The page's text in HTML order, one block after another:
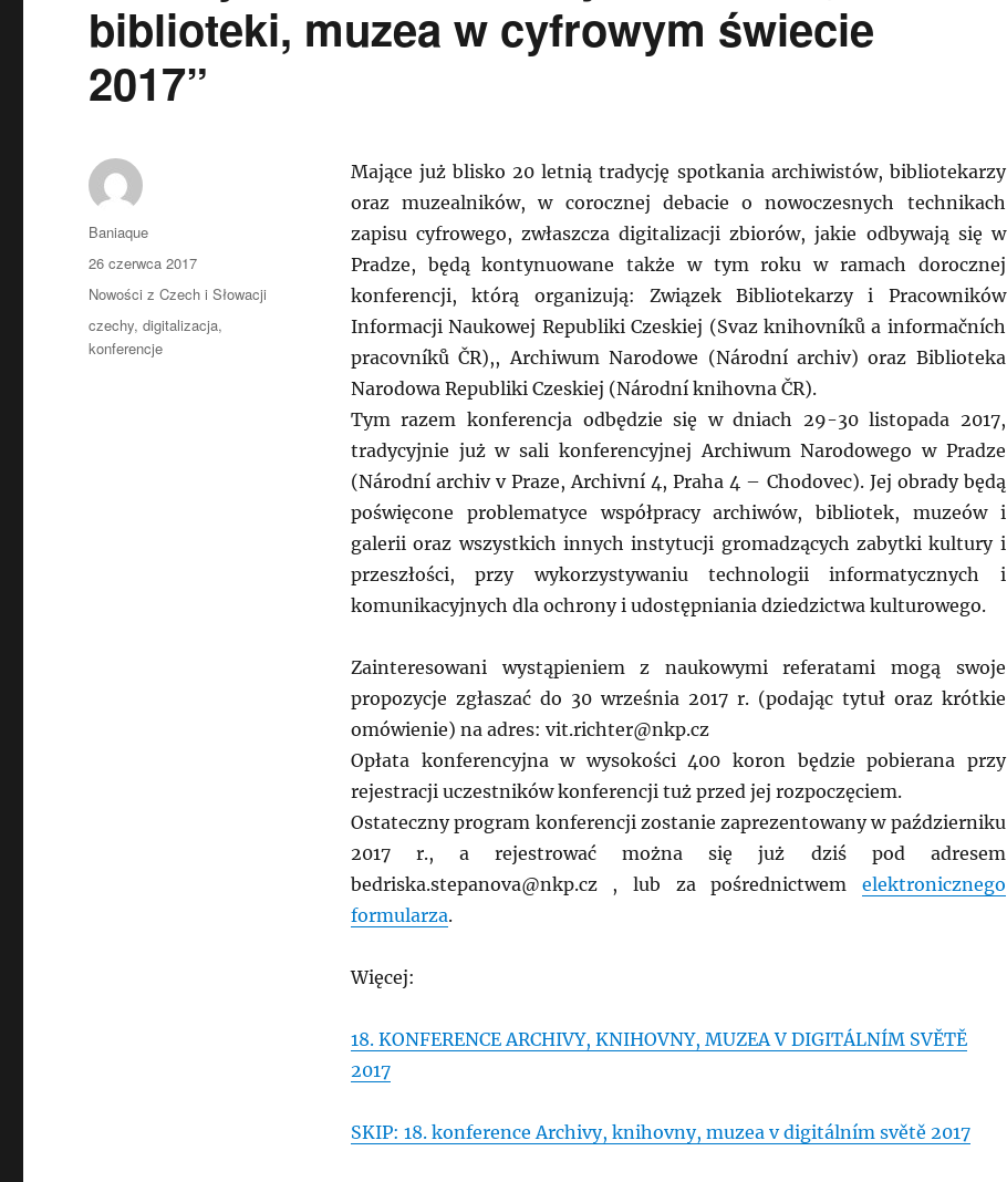
biblioteki, muzea w cyfrowym świecie
2017”
Mające już blisko 20 letnią tradycję spotkania archiwistów, bibliotekarzy
oraz muzealników, w corocznej debacie o nowoczesnych technikach
zapisu cyfrowego, zwłaszcza digitalizacji zbiorów, jakie odbywają się w
Pradze, będą kontynuowane także w tym roku w ramach dorocznej
konferencji, którą organizują: Związek Bibliotekarzy i Pracowników
Informacji Naukowej Republiki Czeskiej (Svaz knihovníků a informačních
pracovníků ČR),, Archiwum Narodowe (Národní archiv) oraz Biblioteka
Narodowa Republiki Czeskiej (Národní knihovna ČR).
Tym razem konferencja odbędzie się w dniach 29-30 listopada 2017,
tradycyjnie już w sali konferencyjnej Archiwum Narodowego w Pradze
(Národní archiv v Praze, Archivní 4, Praha 4 – Chodovec). Jej obrady będą
poświęcone problematyce współpracy archiwów, bibliotek, muzeów i
galerii oraz wszystkich innych instytucji gromadzących zabytki kultury i
przeszłości, przy wykorzystywaniu technologii informatycznych i
komunikacyjnych dla ochrony i udostępniania dziedzictwa kulturowego.
Zainteresowani wystąpieniem z naukowymi referatami mogą swoje
propozycje zgłaszać do 30 września 2017 r. (podając tytuł oraz krótkie
omówienie) na adres: vit.richter@nkp.cz
Opłata konferencyjna w wysokości 400 koron będzie pobierana przy
rejestracji uczestników konferencji tuż przed jej rozpoczęciem.
Ostateczny program konferencji zostanie zaprezentowany w październiku
2017 r., a rejestrować można się już dziś pod adresem
bedriska.stepanova@nkp.cz , lub za pośrednictwem elektronicznego
formularza.
Więcej:
18. KONFERENCE ARCHIVY, KNIHOVNY, MUZEA V DIGITÁLNÍM SVĚTĚ
2017
SKIP: 18. konference Archivy, knihovny, muzea v digitálním světě 2017
Autor
Baniaque
Data
publikacji
26 czerwca 2017
Kategorie
Nowości z Czech i Słowacji
Tagi
czechy,digitalizacja,
konferencje